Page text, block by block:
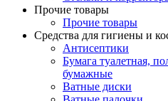
Прочие товары
Прочие товары
Средства для гигиены и
Антисептики
Бумага туалетная,
бумажные
Ватные диски